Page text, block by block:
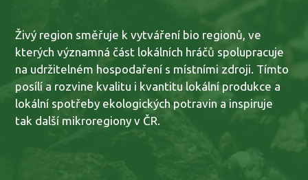
Živý region směřuje k vytváření bio regionů, ve
kterých významná část lokálních hráčů spolupracuje
na udržitelném hospodaření s místními zdroji. Tímto
posílí a rozvine kvalitu i kvantitu lokální produkce a
lokální spotřeby ekologických potravin a inspiruje
tak další mikroregiony v ČR.